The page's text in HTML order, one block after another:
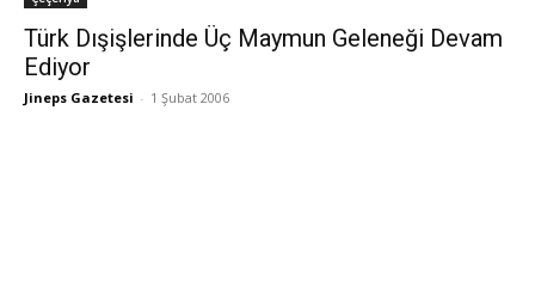
Türk Dışişlerinde Üç Maymun Geleneği Devam
Ediyor
Jineps Gazetesi - 1 Şubat 2006